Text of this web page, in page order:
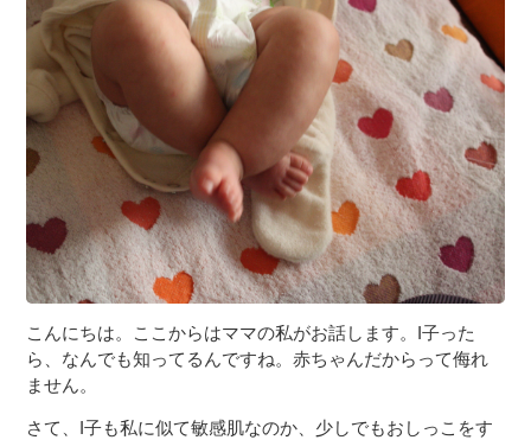
こんにちは。ここからはママの私がお話します。I子った
ら、なんでも知ってるんですね。赤ちゃんだからって侮れ
ません。
さて、I子も私に似て敏感肌なのか、少しでもおしっこをす